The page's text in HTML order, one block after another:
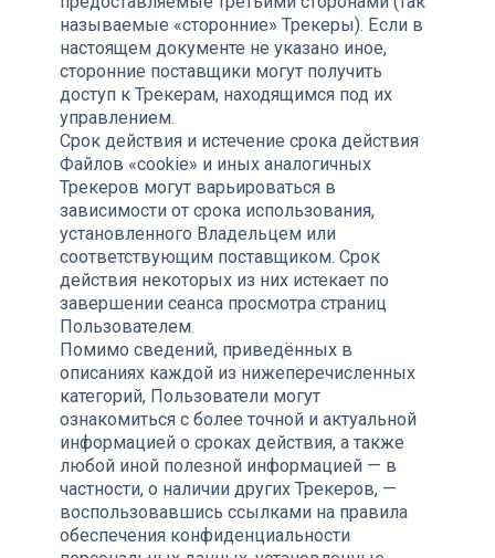
называемые «сторонние» Трекеры). Если в
настоящем документе не указано иное,
сторонние поставщики могут получить
доступ к Трекерам, находящимся под их
управлением.
Срок действия и истечение срока действия
Файлов «cookie» и иных аналогичных
Трекеров могут варьироваться в
зависимости от срока использования,
установленного Владельцем или
соответствующим поставщиком. Срок
действия некоторых из них истекает по
завершении сеанса просмотра страниц
Пользователем.
Помимо сведений, приведённых в
описаниях каждой из нижеперечисленных
категорий, Пользователи могут
ознакомиться с более точной и актуальной
информацией о сроках действия, а также
любой иной полезной информацией — в
частности, о наличии других Трекеров, —
воспользовавшись ссылками на правила
обеспечения конфиденциальности